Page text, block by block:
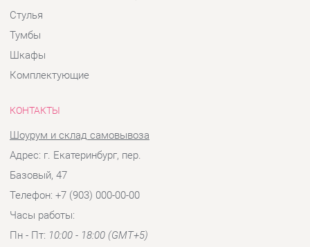
Шоурум и склад самовывоза
Часы работы:
Отправить сообщение